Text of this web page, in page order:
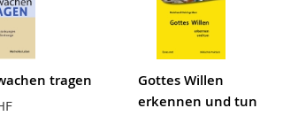
tragen
Gottes Willen
erkennen und tun